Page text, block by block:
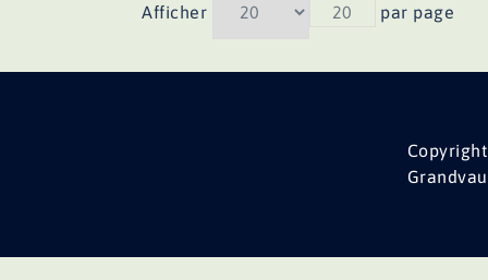
Afficher 20 par page